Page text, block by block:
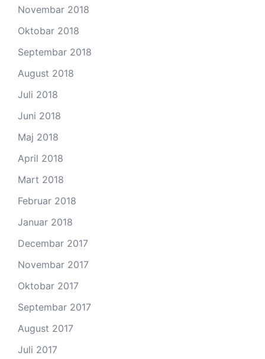
Novembar 2018
Oktobar 2018
Septembar 2018
August 2018
Juli 2018
Juni 2018
Maj 2018
April 2018
Mart 2018
Februar 2018
Januar 2018
Decembar 2017
Novembar 2017
Oktobar 2017
Septembar 2017
August 2017
Juli 2017